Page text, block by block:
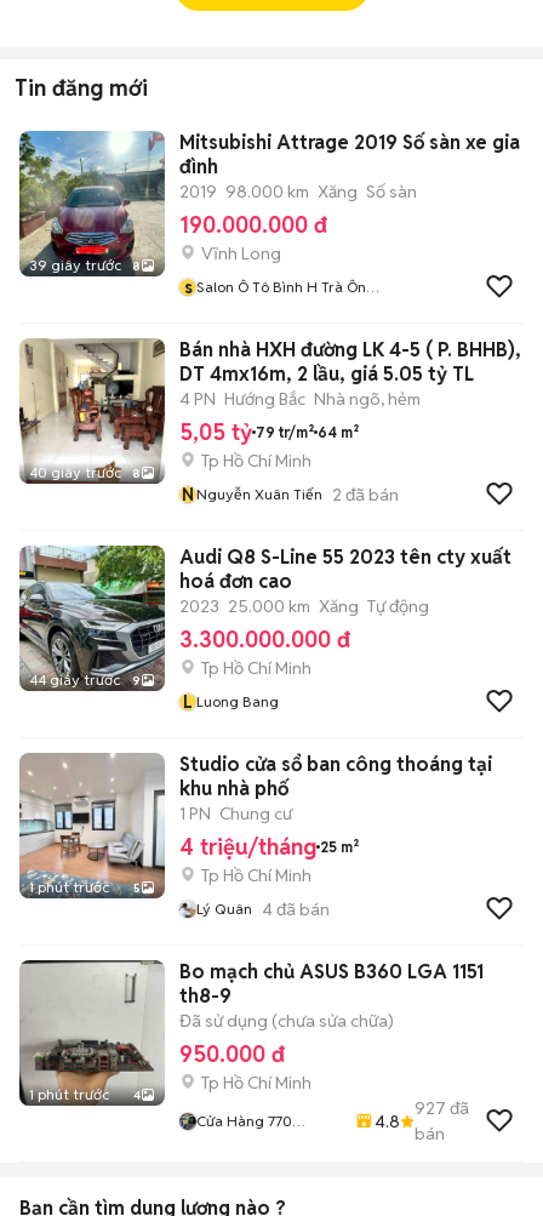
Tin đăng mới
39 giây trước 8
Mitsubishi Attrage 2019 Số sàn xe gia
đình
2019 98.000 km Xăng Số sàn
190.000.000 đ
Vĩnh Long
s Salon Ô Tô Bình H Trà Ôn
40 giây trước 8
Bán nhà HXH đường LK 4-5 ( P. BHHB),
DT 4mx16m, 2 lầu, giá 5.05 tỷ TL
4 PN Hướng Bắc Nhà ngõ, hẻm
5,05 tỷ 79 tr/m² 64 m²
Tp Hồ Chí Minh
NNguyễn Xuân Tiến 2 đã bán
44 giây trước 9
Audi Q8 S-Line 55 2023 tên cty xuất
hoá đơn cao
2023 25.000 km Xăng Tự động
3.300.000.000 đ
Tp Hồ Chí Minh
L Luong Bang
1 phút trước 5
Studio cửa sổ ban công thoáng tại
khu nhà phố
1 PN Chung cư
4 triệu/tháng 25 m²
Tp Hồ Chí Minh
Lý Quân 4đã bán
1 phút trước 4
Bo mạch chủ ASUS B360 LGA 1151
th8-9
Đã sử dụng (chưa sửa chữa)
950.000 đ
Tp Hồ Chí Minh
Cửa Hàng 770
4.8
927 đã
bán
Bạn cần tìm dung lượng nào ?